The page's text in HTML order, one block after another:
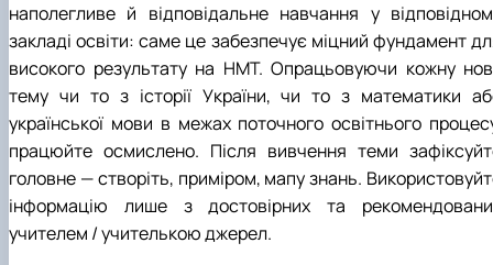
наполегливе й відповідальне навчання у
закладі освіти: саме це забезпечує міцний фундамент
високого результату на НМТ. Опрацьовуючи кожну
тему чи то з історії України, чи то з математики
української мови в межах поточного освітнього
працюйте осмислено. Після вивчення теми
головне — створіть, приміром, мапу знань.
інформацію лише з достовірних та
учителем / учителькою джерел.